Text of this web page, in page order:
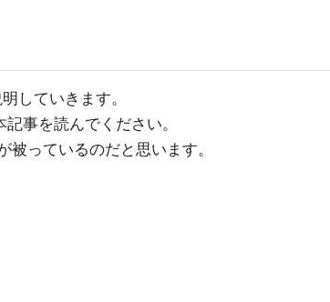
していきます。
事を読んでください。
っているのだと思います。